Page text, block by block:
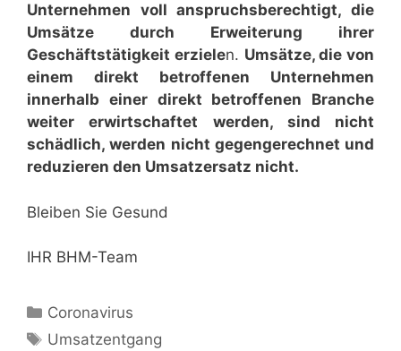
Unternehmen voll anspruchsberechtigt, die
Umsätze durch Erweiterung ihrer
Geschäftstätigkeit erzielen. Umsätze, die von
einem direkt betroffenen Unternehmen
innerhalb einer direkt betroffenen Branche
weiter erwirtschaftet werden, sind nicht
schädlich, werden nicht gegengerechnet und
reduzieren den Umsatzersatz nicht.
Bleiben Sie Gesund
IHR BHM-Team
Kategorien
Coronavirus
Schlagwörter
Umsatzentgang